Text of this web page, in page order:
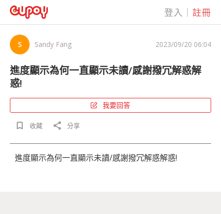
登入 ｜註冊
S Sandy Fang 2023/09/20 06:04
進度顯示為何一直顯示未讀/感謝撥冗解惑解
惑!
我要回答
bookmark_border 收藏 share 分享
進度顯示為何一直顯示未讀/感謝撥冗解惑解惑!